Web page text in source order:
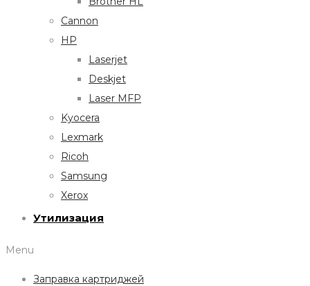
Cannon
HP
Laserjet
Deskjet
Laser MFP
Kyocera
Lexmark
Ricoh
Samsung
Xerox
Утилизация
Menu
Заправка картриджей